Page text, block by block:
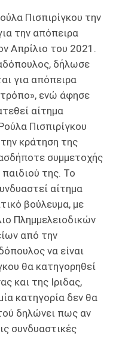
Πισπιρίγκου την
την απόπειρα
Απρίλιο του 2021.
δήλωσε
για απόπειρα
ενώ άφησε
αίτημα
Πισπιρίγκου
κράτηση της
συμμετοχής
της. Το
αίτημα
βούλευμα, με
Πλημμελειοδικών
από την
να είναι
θα κατηγορηθεί
και της Ιριδας,
κατηγορία δεν θα
δηλώνει πως αν
συνδυαστικές